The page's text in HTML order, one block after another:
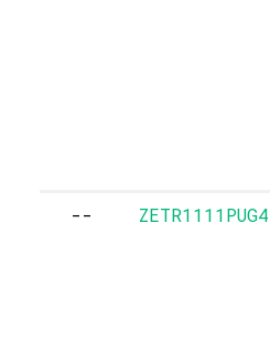
-- ZETR1111PUG4